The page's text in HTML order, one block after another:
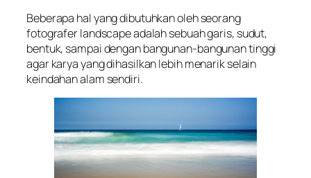
Beberapa hal yang dibutuhkan oleh seorang
fotografer landscape adalah sebuah garis, sudut,
bentuk, sampai dengan bangunan-bangunan tinggi
agar karya yang dihasilkan lebih menarik selain
keindahan alam sendiri.